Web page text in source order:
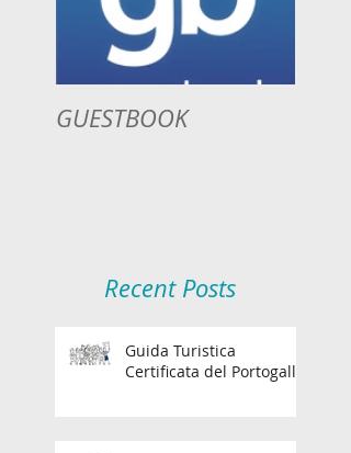
GUESTBOOK
Recent Posts
Guida Turistica
Certificata del Portogallo